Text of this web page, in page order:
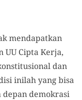
mendapatkan
UU Cipta Kerja,
dan
inilah yang bisa
demokrasi